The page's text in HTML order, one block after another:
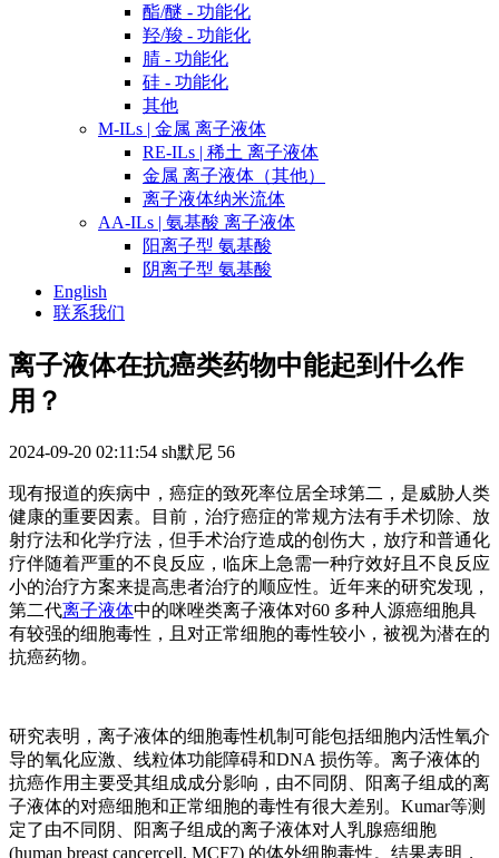
酯/醚 - 功能化
羟/羧 - 功能化
腈 - 功能化
硅 - 功能化
其他
M-ILs | 金属 离子液体
RE-ILs | 稀土 离子液体
金属 离子液体（其他）
离子液体纳米流体
AA-ILs | 氨基酸 离子液体
阳离子型 氨基酸
阴离子型 氨基酸
English
联系我们
离子液体在抗癌类药物中能起到什么作
用？
2024-09-20 02:11:54 sh默尼 56
现有报道的疾病中，癌症的致死率位居全球第二，是威胁人类
健康的重要因素。目前，治疗癌症的常规方法有手术切除、放
射疗法和化学疗法，但手术治疗造成的创伤大，放疗和普通化
疗伴随着严重的不良反应，临床上急需一种疗效好且不良反应
小的治疗方案来提高患者治疗的顺应性。近年来的研究发现，
第二代离子液体中的咪唑类离子液体对60 多种人源癌细胞具
有较强的细胞毒性，且对正常细胞的毒性较小，被视为潜在的
抗癌药物。
研究表明，离子液体的细胞毒性机制可能包括细胞内活性氧介
导的氧化应激、线粒体功能障碍和DNA 损伤等。离子液体的
抗癌作用主要受其组成成分影响，由不同阴、阳离子组成的离
子液体的对癌细胞和正常细胞的毒性有很大差别。Kumar等测
定了由不同阴、阳离子组成的离子液体对人乳腺癌细胞
(human breast cancercell, MCF7) 的体外细胞毒性。结果表明，